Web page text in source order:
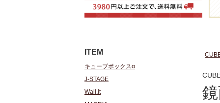
ITEM
キューブボックスα
J-STAGE
Wall.it